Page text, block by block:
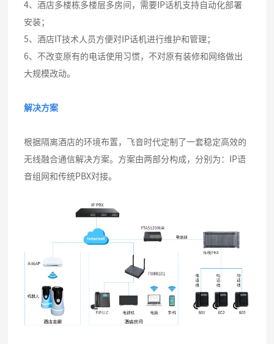
4、酒店多楼栋多楼层多房间，需要IP话机支持自动化部署
安装；
5、酒店IT技术人员方便对IP话机进行维护和管理；
6、不改变原有的电话使用习惯，不对原有装修和网络做出
大规模改动。
解决方案
根据隔离酒店的环境布置，飞音时代定制了一套稳定高效的
无线融合通信解决方案。方案由两部分构成，分别为：IP语
音组网和传统PBX对接。